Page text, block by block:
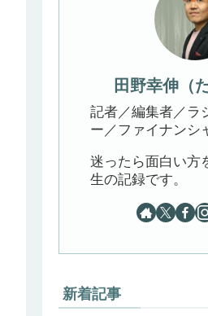
田野幸伸（
記者／編集者／ラ
ー／ファイナンシ
迷ったら面白い方
生の記録です。
新着記事